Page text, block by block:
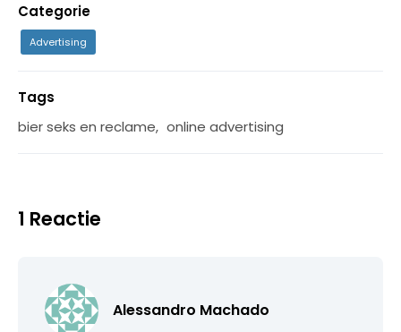
Categorie
Advertising
Tags
bier seks en reclame, online advertising
1 Reactie
Alessandro Machado